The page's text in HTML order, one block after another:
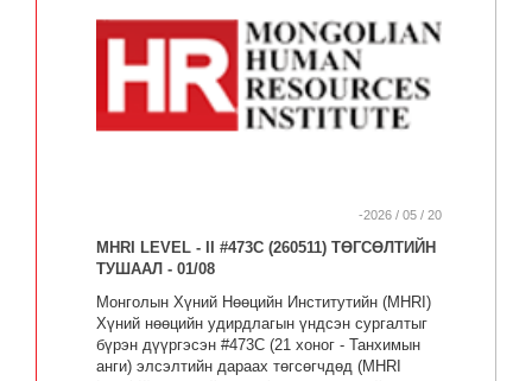
-2026 / 05 / 20
MHRI LEVEL - II #473C (260511) ТӨГСӨЛТИЙН
ТУШААЛ - 01/08
Монголын Хүний Нөөцийн Институтийн (MHRI)
Хүний нөөцийн удирдлагын үндсэн сургалтыг
бүрэн дүүргэсэн #473C (21 хоног - Танхимын
анги) элсэлтийн дараах төгсөгчдөд (MHRI